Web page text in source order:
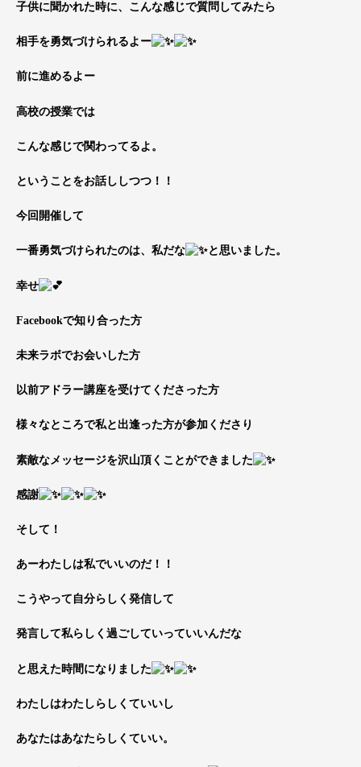
子供に聞かれた時に、こんな感じで質問してみたら
相手を勇気づけられるよー
前に進めるよー
高校の授業では
こんな感じで関わってるよ。
ということをお話ししつつ！！
今回開催して
一番勇気づけられたのは、私だな と思いました。
幸せ
Facebookで知り合った方
未来ラボでお会いした方
以前アドラー講座を受けてくださった方
様々なところで私と出逢った方が参加くださり
素敵なメッセージを沢山頂くことができました
感謝
そして！
あーわたしは私でいいのだ！！
こうやって自分らしく発信して
発言して私らしく過ごしていっていいんだな
と思えた時間になりました
わたしはわたしらしくていいし
あなたはあなたらしくていい。